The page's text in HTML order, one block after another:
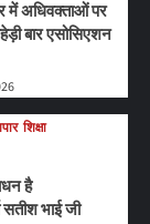
में अधिवक्ताओं पर
बार एसोसिएशन
शिक्षा
है
भाई जी